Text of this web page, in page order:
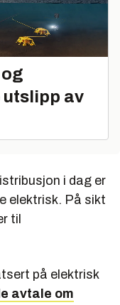
av
i dag er
elektrisk. På sikt
til
på elektrisk
avtale om